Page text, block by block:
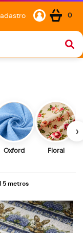
0
Oxford Floral
›
5 metros